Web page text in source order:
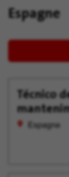
Espagne
Técnico
Espagne